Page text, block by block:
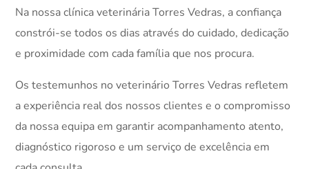
Na nossa clínica veterinária Torres Vedras, a confiança
constrói-se todos os dias através do cuidado, dedicação
e proximidade com cada família que nos procura.
Os testemunhos no veterinário Torres Vedras refletem
a experiência real dos nossos clientes e o compromisso
da nossa equipa em garantir acompanhamento atento,
diagnóstico rigoroso e um serviço de excelência em